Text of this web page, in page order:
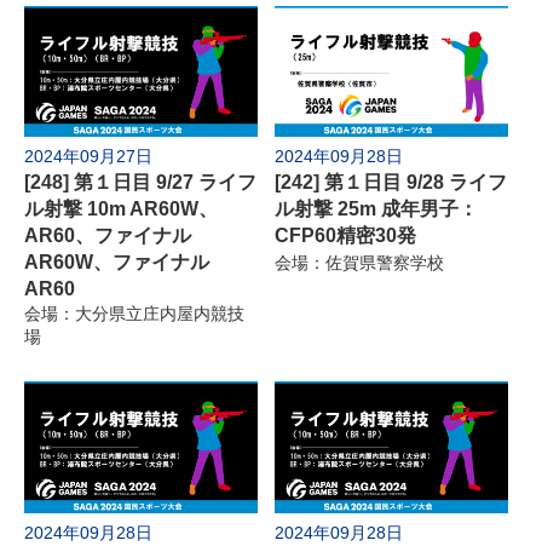
2024年09月27日
[248] 第１日目 9/27 ライフ
ル射撃 10m AR60W、
AR60、ファイナル
AR60W、ファイナル
AR60
会場：大分県立庄内屋内競技
場
2024年09月28日
[242] 第１日目 9/28 ライフ
ル射撃 25m 成年男子：
CFP60精密30発
会場：佐賀県警察学校
2024年09月28日 2024年09月28日